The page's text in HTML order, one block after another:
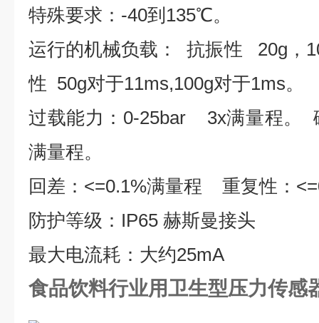
特殊要求： -40到 135℃。
运行的机械负载：
抗振性 20g ，
性 50g对于11ms,100g对于1ms。
过载能力： 0-25bar 3x满量程。
满量程。
回差： <=0.1%满量程 重复性：
防护等级： IP65 赫斯曼接头
最大电流耗：大约25mA
食品饮料行业用卫生型压力传感